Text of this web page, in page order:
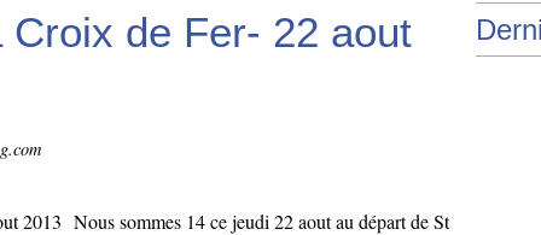
de Fer- 22 aout
Nous sommes 14 ce jeudi 22 aout au départ de St